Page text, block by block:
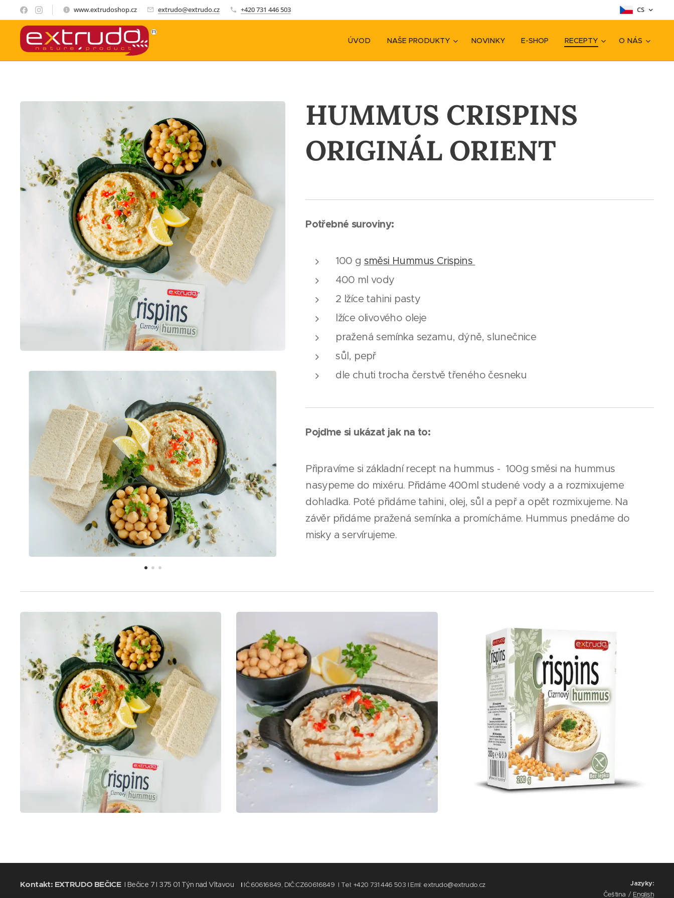
www.extrudoshop.cz extrudo@extrudo.cz +420 731 446 503 CS
ÚVOD NAŠE PRODUKTY NOVINKY E-SHOP RECEPTY O NÁS
HUMMUS CRISPINS
ORIGINÁL ORIENT
Potřebné suroviny:
100 g směsi Hummus Crispins
400 ml vody
2 lžíce tahini pasty
lžíce olivového oleje
pražená semínka sezamu, dýně, slunečnice
sůl, pepř
dle chuti trocha čerstvě třeného česneku
Pojďmesi ukázat jak na to:
Připravíme si základní recept na hummus - 100g směsi na hummus
nasypeme do mixéru. Přidáme 400ml studené vody a a rozmixujeme
dohladka. Poté přidáme tahini, olej, sůl a pepř a opět rozmixujeme. Na
závěr přidáme pražená semínka a promícháme. Hummus pnedáme do
misky a servírujeme.
Kontakt: EXTRUDO BEČICEI Bečice 7 I 375 01 Týn nad Vltavou I IĆ:60616849, DIČ:CZ60616849 I Tel: +420 731 446 503 I Eml: extrudo@extrudo.cz
Jazyky
Čeština
English